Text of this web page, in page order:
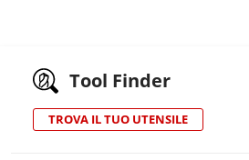
Tool Finder
TROVA IL TUO UTENSILE